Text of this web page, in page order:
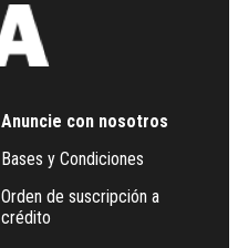
Anuncie con nosotros
Bases y Condiciones
Orden de suscripción a
crédito